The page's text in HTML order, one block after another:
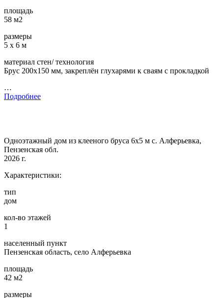
площадь
58 м2
размеры
5 х 6 м
материал стен/ технология
Брус 200х150 мм, закреплён глухарями к сваям с прокладкой
…
Подробнее
Одноэтажный дом из клееного бруса 6х5 м с. Алферьевка,
Пензенская обл.
2026 г.
Характеристики:
тип
дом
кол-во этажей
1
населенный пункт
Пензенская область, село Алферьевка
площадь
42 м2
размеры